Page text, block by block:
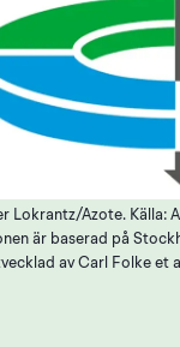
Lokrantz/Azote. Källa:
är baserad på
av Carl Folke et